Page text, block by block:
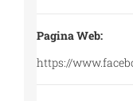
Pagina Web:
https://